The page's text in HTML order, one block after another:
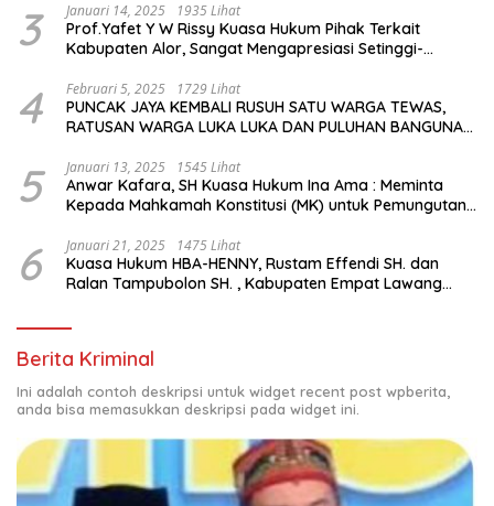
3 Januari 14, 2025 1935 Lihat
Prof.Yafet Y W Rissy Kuasa Hukum Pihak Terkait
Kabupaten Alor, Sangat Mengapresiasi Setinggi-
dan Bapak Rey Mencabut Gugatannya ke MK
4 Februari 5, 2025 1729 Lihat
PUNCAK JAYA KEMBALI RUSUH SATU WARGA TEWAS,
RATUSAN WARGA LUKA LUKA DAN PULUHAN BANGUNAN
5 Januari 13, 2025 1545 Lihat
Anwar Kafara, SH Kuasa Hukum Ina Ama : Meminta
Kepada Mahkamah Konstitusi (MK) untuk Pemungutan
6 Januari 21, 2025 1475 Lihat
Kuasa Hukum HBA-HENNY, Rustam Effendi SH. dan
Ralan Tampubolon SH. , Kabupaten Empat Lawang
Berita Kriminal
Ini adalah contoh deskripsi untuk widget recent post wpberita,
anda bisa memasukkan deskripsi pada widget ini.